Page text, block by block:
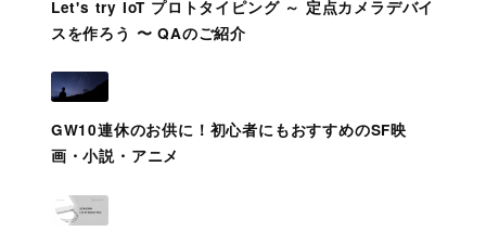
Let's try IoT プロトタイピング ～ 定点カメラデバイ
スを作ろう 〜 QAのご紹介
GW10連休のお供に！初心者にもおすすめのSF映
画・小説・アニメ